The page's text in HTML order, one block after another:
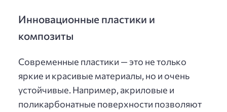
Инновационные пластики и
композиты
Современные пластики — это не только
яркие и красивые материалы, но и очень
устойчивые. Например, акриловые и
поликарбонатные поверхности позволяют